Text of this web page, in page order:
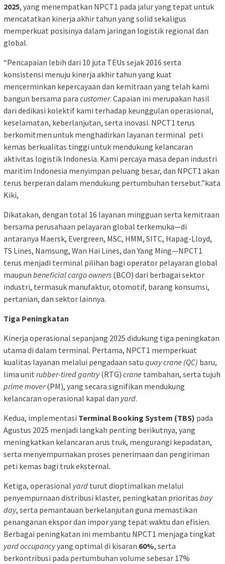
2025, yang menempatkan NPCT1 pada jalur yang tepat untuk
mencatatkan kinerja akhir tahun yang solid sekaligus
memperkuat posisinya dalam jaringan logistik regional dan
global.
“Pencapaian lebih dari 10 juta TEUs sejak 2016 serta
konsistensi menuju kinerja akhir tahun yang kuat
mencerminkan kepercayaan dan kemitraan yang telah kami
bangun bersama para customer. Capaian ini merupakan hasil
dari dedikasi kolektif kami terhadap keunggulan operasional,
keselamatan, keberlanjutan, serta inovasi. NPCT1 terus
berkomitmen untuk menghadirkan layanan terminal peti
kemas berkualitas tinggi untuk mendukung kelancaran
aktivitas logistik Indonesia. Kami percaya masa depan industri
maritim Indonesia menyimpan peluang besar, dan NPCT1 akan
terus berperan dalam mendukung pertumbuhan tersebut.”kata
Kiki,
Dikatakan, dengan total 16 layanan mingguan serta kemitraan
bersama perusahaan pelayaran global terkemuka—di
antaranya Maersk, Evergreen, MSC, HMM, SITC, Hapag-Lloyd,
TS Lines, Namsung, Wan Hai Lines, dan Yang Ming—NPCT1
terus menjadi terminal pilihan bagi operator pelayaran global
maupun beneficial cargo owners (BCO) dari berbagai sektor
industri, termasuk manufaktur, otomotif, barang konsumsi,
pertanian, dan sektor lainnya.
Tiga Peningkatan
Kinerja operasional sepanjang 2025 didukung tiga peningkatan
utama di dalam terminal. Pertama, NPCT1 memperkuat
kualitas layanan melalui pengadaan satu quay crane (QC) baru,
lima unit rubber-tired gantry(RTG) crane tambahan, serta tujuh
prime mover(PM), yang secara signifikan mendukung
kelancaran operasional kapal dan yard.
Kedua, implementasi Terminal Booking System (TBS) pada
Agustus 2025 menjadi langkah penting berikutnya, yang
meningkatkan kelancaran arus truk, mengurangi kepadatan,
serta menyempurnakan proses penerimaan dan pengiriman
peti kemas bagi truk eksternal.
Ketiga, operasional yard turut dioptimalkan melalui
penyempurnaan distribusi klaster, peningkatan prioritas bay
day, serta pemantauan berkelanjutan guna memastikan
penanganan ekspor dan impor yang tepat waktu dan efisien.
Berbagai peningkatan ini membantu NPCT1 menjaga tingkat
yard occupancyyang optimal di kisaran 60%, serta
berkontribusi pada pertumbuhan volume sebesar 17%